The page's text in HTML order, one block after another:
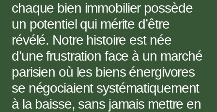
chaque bien immobilier possède
un potentiel qui mérite d’être
révélé. Notre histoire est née
d’une frustration face à un marché
parisien où les biens énergivores
se négociaient systématiquement
à la baisse, sans jamais mettre en